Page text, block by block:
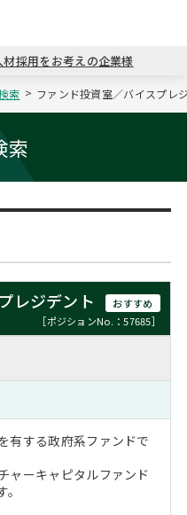
戻る
コンサ
戻る
キャリ
戻る
MBAの
おわり
戻る
日本か
戻る
パワー
材採用をお考えの企業様
索 ファンド投資室／バイスプレ
索
レジデント
おすすめ
［ポジションNo.：57685］
有する政府系ファンドで
ャーキャピタルファンド